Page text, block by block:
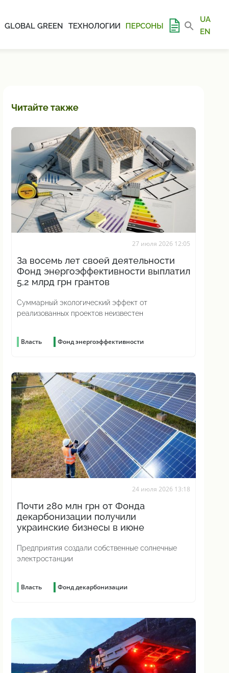
GLOBAL GREEN ТЕХНОЛОГИИ ПЕРСОНЫ
UA
EN
Читайте также
27 июля 2026 12:05
За восемь лет своей деятельности
Фонд энергоэффективности выплатил
5,2 млрд грн грантов
Суммарный экологический эффект от
реализованных проектов неизвестен
Власть Фонд энергоэффективности
24 июля 2026 13:18
Почти 280 млн грн от Фонда
декарбонизации получили
украинские бизнесы в июне
Предприятия создали собственные солнечные
электростанции
Власть Фонд декарбонизации